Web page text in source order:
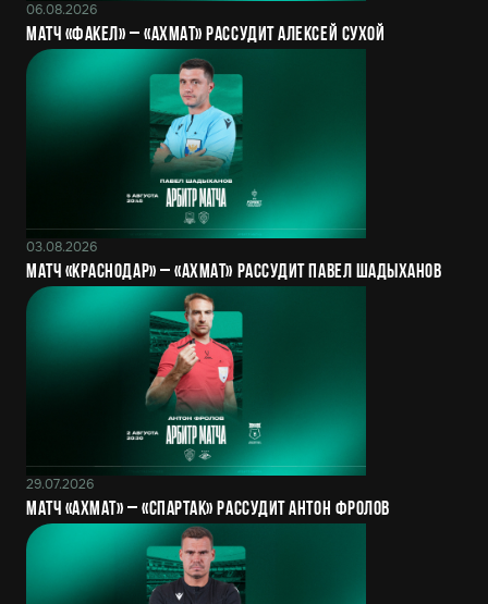
06.08.2026
Матч «Факел» – «Ахмат» рассудит Алексей Сухой
03.08.2026
Матч «Краснодар» – «Ахмат» рассудит Павел Шадыханов
29.07.2026
Матч «Ахмат» – «Спартак» рассудит Антон Фролов